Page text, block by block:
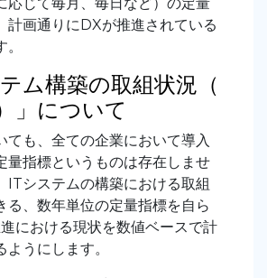
計画通りにDXが推進されている
テム構築の取組状況（
」について
ても、全ての企業において導入
量指標というものは存在しませ
ITシステムの構築における取組
る、数年単位の定量指標を自ら
における現状を数値ベースで計
うにします。